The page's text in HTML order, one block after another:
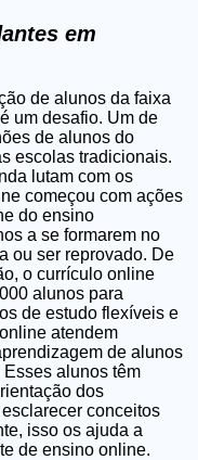
em
de alunos da faixa
um desafio. Um de
de alunos do
escolas tradicionais.
lutam com os
começou com ações
do ensino
a se formarem no
ou ser reprovado. De
o currículo online
alunos para
de estudo flexíveis e
atendem
de alunos
alunos têm
dos
conceitos
isso os ajuda a
de ensino online.